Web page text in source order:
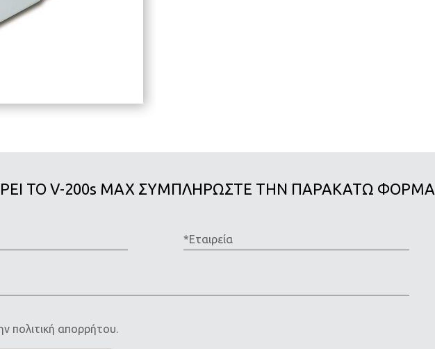
ΤΟ V-200s MAX ΣΥΜΠΛΗΡΩΣΤΕ ΤΗΝ ΠΑΡΑΚΑΤΩ ΦΟΡΜΑ
πολιτική απορρήτου.